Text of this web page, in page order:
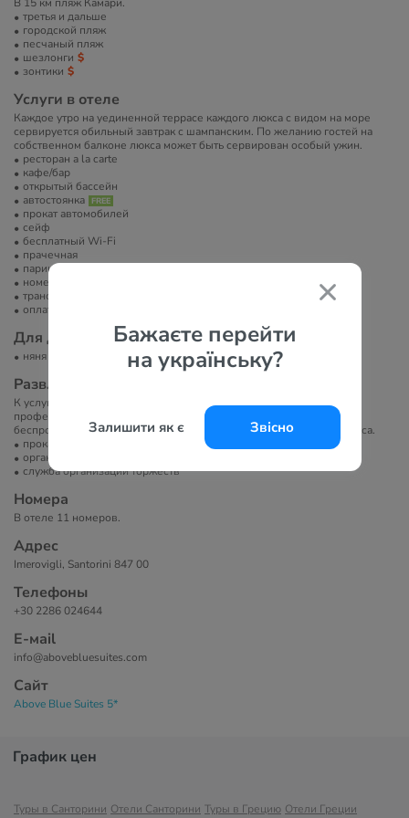
Бажаєте перейти
на українську?
Залишити як є Звісно
третья и дальше
городской пляж
песчаный пляж
шезлонги
зонтики
Услуги в отеле
Каждое утро на уединенной террасе каждого люкса с видом на море
сервируется обильный завтрак с шампанским. По желанию гостей на
собственном балконе люкса может быть сервирован особый ужин.
ресторан a la carte
кафе/бар
открытый бассейн
автостоянка
прокат автомобилей
сейф
бесплатный Wi-Fi
прачечная
парикмахерская/салон красоты
номера для некурящих
трансфер в/из аэропорта
оплата платежными картами
Для детей
няня
Развлечение и спорт
К услугам гостей приватные сеансы массажа в исполнении
профессиональной массажистки отеля, а также бесплатный
беспроводной доступ в Интернет в общественных местах комплекса.
прокат велосипедов
организация экскурсий
служба организации торжеств
Номера
В отеле 11 номеров.
Адрес
Imerovigli, Santorini 847 00
Телефоны
+30 2286 024644
Е-маil
info@abovebluesuites.com
Сайт
Above Blue Suites 5*
График цен
Туры в Санторини Отели Санторини Туры в Грецию Отели Греции